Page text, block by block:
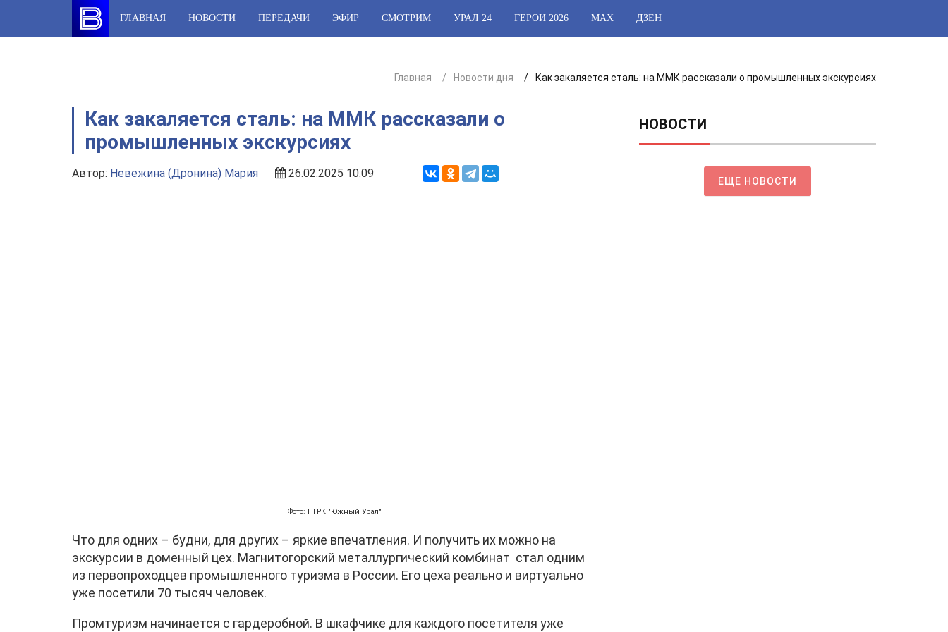
content
ГЛАВНАЯ НОВОСТИ ПЕРЕДАЧИ ЭФИР СМОТРИМ УРАЛ 24 ГЕРОИ 2026 МАХ ДЗЕН
Главная Новости дня Как закаляется сталь: на ММК рассказали о промышленных экскурсиях
Как закаляется сталь: на ММК рассказали о
промышленных экскурсиях
Автор: Невежина (Дронина) Мария 26.02.2025 10:09
Фото: ГТРК "Южный Урал"
Что для одних – будни, для других – яркие впечатления. И получить их можно на
экскурсии в доменный цех. Магнитогорский металлургический комбинат стал одним
из первопроходцев промышленного туризма в России. Его цеха реально и виртуально
уже посетили 70 тысяч человек.
Промтуризм начинается с гардеробной. В шкафчике для каждого посетителя уже
НОВОСТИ
ЕЩЕ НОВОСТИ